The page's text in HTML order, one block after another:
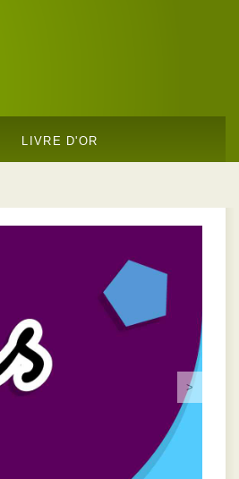
LIVRE D'OR
>